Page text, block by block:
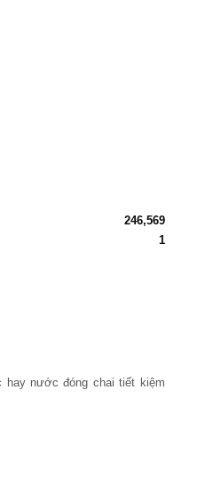
246,569
1
hay nước đóng chai tiết kiệm